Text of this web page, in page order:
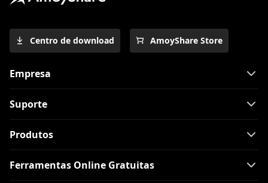
Centro de download AmoyShare Store
Empresa
Suporte
Produtos
Ferramentas Online Gratuitas